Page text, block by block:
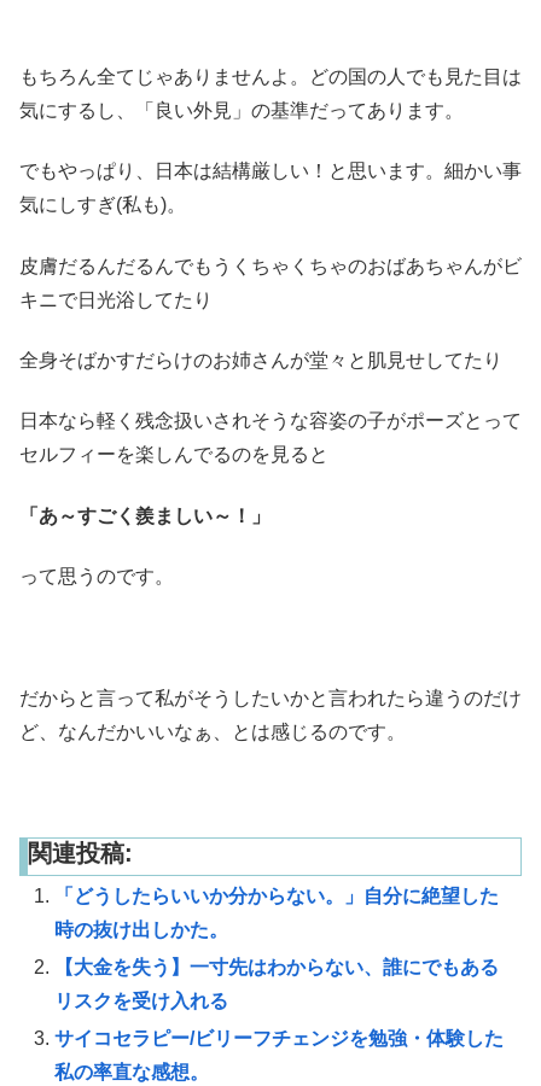
もちろん全てじゃありませんよ。どの国の人でも見た目は
気にするし、「良い外見」の基準だってあります。
でもやっぱり、日本は結構厳しい！と思います。細かい事
気にしすぎ(私も)。
皮膚だるんだるんでもうくちゃくちゃのおばあちゃんがビ
キニで日光浴してたり
全身そばかすだらけのお姉さんが堂々と肌見せしてたり
日本なら軽く残念扱いされそうな容姿の子がポーズとって
セルフィーを楽しんでるのを見ると
「あ～すごく羨ましい～！」
って思うのです。
だからと言って私がそうしたいかと言われたら違うのだけ
ど、なんだかいいなぁ、とは感じるのです。
関連投稿:
「どうしたらいいか分からない。」自分に絶望した
時の抜け出しかた。
【大金を失う】一寸先はわからない、誰にでもある
リスクを受け入れる
サイコセラピー/ビリーフチェンジを勉強・体験した
私の率直な感想。